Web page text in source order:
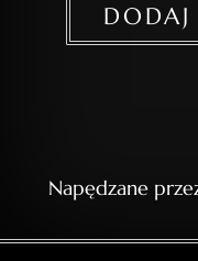
Napędzane